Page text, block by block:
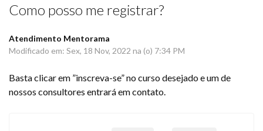
Como posso me registrar?
Atendimento Mentorama
Modificado em: Sex, 18 Nov, 2022 na (o) 7:34 PM
Basta clicar em ”inscreva-se” no curso desejado e um de
nossos consultores entrará em contato.